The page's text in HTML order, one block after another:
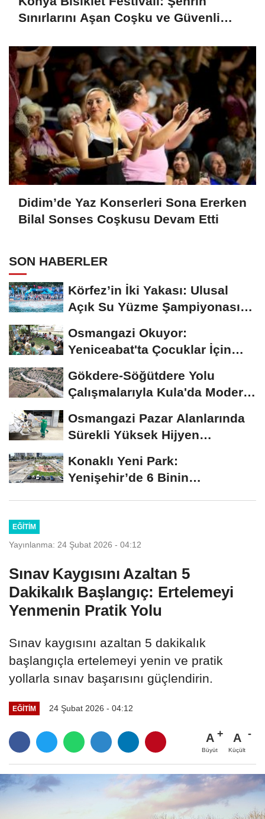
Sınırlarını Aşan Coşku ve Güvenli
Didim’de Yaz Konserleri Sona Ererken
Bilal Sonses Coşkusu Devam Etti
SON HABERLER
Körfez’in İki Yakası: Ulusal
Açık Su Yüzme Şampiyonası
Osmangazi Okuyor:
Yeniceabat'ta Çocuklar İçin
Gökdere-Söğütdere Yolu
Çalışmalarıyla Kula'da Modern
Osmangazi Pazar Alanlarında
Sürekli Yüksek Hijyen
Konaklı Yeni Park:
Yenişehir’de 6 Binin
EĞITIM
Yayınlanma: 24 Şubat 2026 - 04:12
Sınav Kaygısını Azaltan 5
Dakikalık Başlangıç: Ertelemeyi
Yenmenin Pratik Yolu
Sınav kaygısını azaltan 5 dakikalık
başlangıçla ertelemeyi yenin ve pratik
yollarla sınav başarısını güçlendirin.
EĞITIM 24 Şubat 2026 - 04:12
A
Büyüt
A
Küçült